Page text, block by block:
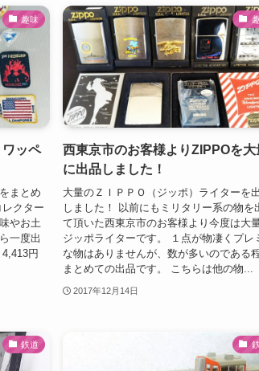
趣味
ワッペ
まとめ
クター
やお土
一度出
円
西東京市のお客様よりZIPPOを大
に出品しました！
大量のＺＩＰＰＯ（ジッポ）ライターを
しました！ 以前にもミリタリー系の物を
て頂いた西東京市のお客様より今度は大
ジッポライターです。 １点が物凄くプレ
な物はありませんが、数が多いのである
まとめての出品です。 こちらは他の物...
2017年12月14日
鉄道